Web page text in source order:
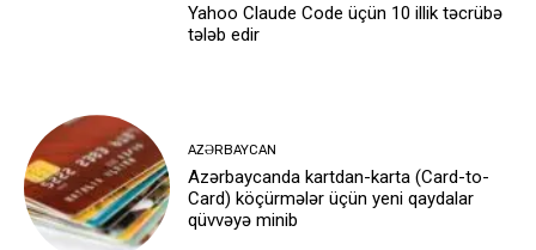
Yahoo Claude Code üçün 10 illik təcrübə
tələb edir
AZƏRBAYCAN
Azərbaycanda kartdan-karta (Card-to-
Card) köçürmələr üçün yeni qaydalar
qüvvəyə minib